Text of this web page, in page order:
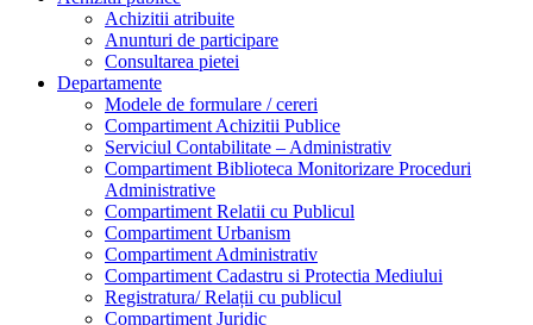
Achizitii atribuite
Anunturi de participare
Consultarea pietei
Departamente
Modele de formulare / cereri
Compartiment Achizitii Publice
Serviciul Contabilitate – Administrativ
Compartiment Biblioteca Monitorizare Proceduri
Administrative
Compartiment Relatii cu Publicul
Compartiment Urbanism
Compartiment Administrativ
Compartiment Cadastru si Protectia Mediului
Registratura/ Relații cu publicul
Compartiment Juridic